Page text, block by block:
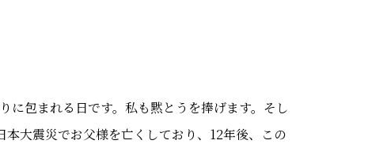
に包まれる日です。私も黙とうを捧げます。そし
大震災でお父様を亡くしており、12年後、この